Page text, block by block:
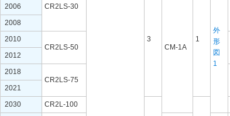
CR2LS-30
3
CM-1A
1
外
形
図
1
2006
2008
2010
CR2LS-50
2012
2018
CR2LS-75
2021
2030
CR2L-100